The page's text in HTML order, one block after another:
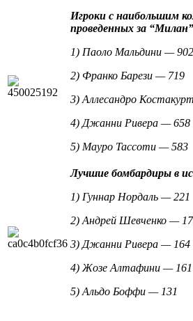
Игроки с наибольшим
проведенных за
1) Паоло Мальдини — 902
2) Франко Барези — 719
3) Аллесандро
4) Джанни Ривера — 658
5) Мауро Тассоти — 583
Лучшие бомбардиры в
1) Гуннар Нордаль — 221
2) Андрей Шевченко —
3) Джанни Ривера — 164
4) Жозе Алтафини — 161
5) Альдо Боффи — 131